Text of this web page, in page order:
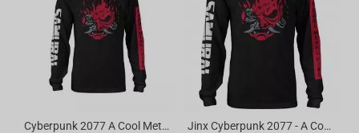
Cyberpunk 2077 A Cool Metal Fire Long Sleeve Tee, Black, Medium Jinx Cyberpunk 2077 - A Cool Metal Fire T-Shirt Black, Long Sleeve, L